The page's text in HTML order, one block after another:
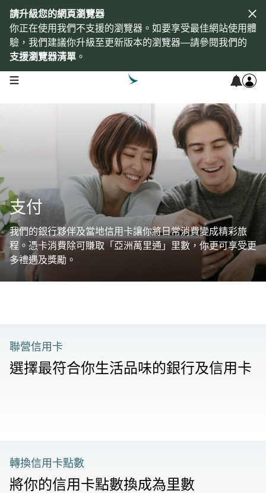
請升級您的網頁瀏覽器
你正在使用我們不支援的瀏覽器。如要享受最佳網站使用體
驗，我們建議你升級至更新版本的瀏覽器—請參閱我們的
支援瀏覽器清單 。
open navigation menu
支付
我們的銀行夥伴及當地信用卡讓你將日常消費變成精彩旅
程。憑卡消費除可賺取「亞洲萬里通」里數，你更可享受更
多禮遇及獎勵。
聯營信用卡
選擇最符合你生活品味的銀行及信用卡
轉換信用卡點數
將你的信用卡點數換成為里數